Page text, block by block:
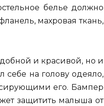
белье должно
махровая ткань,
и красивой, но и
себе на голову одеяло,
его. Бампер
защитить малыша от